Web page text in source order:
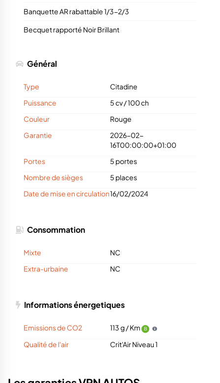
Banquette AR rabattable 1/3-2/3
Becquet rapporté Noir Brillant
Général
Type
Citadine
Puissance
5 cv/100 ch
Couleur
Rouge
Garantie
2026-02-
16T00:00:00+01:00
Portes
5 portes
Nombre de sièges
5 places
Date de mise en circulation16/02/2024
Consommation
Mixte
NC
Extra-urbaine
NC
Informations énergetiques
Emissions de CO2 113 g / Km B
Qualité de l'air Crit'Air Niveau 1